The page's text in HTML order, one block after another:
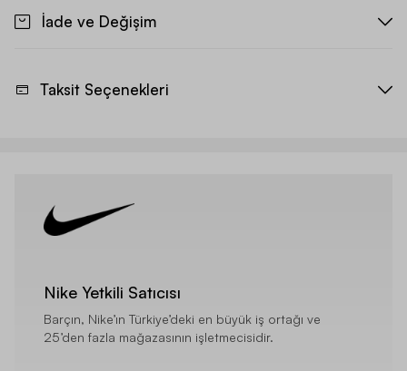
İade ve Değişim
Taksit Seçenekleri
Nike Yetkili Satıcısı
Barçın, Nike’ın Türkiye’deki en büyük iş ortağı ve
25’den fazla mağazasının işletmecisidir.